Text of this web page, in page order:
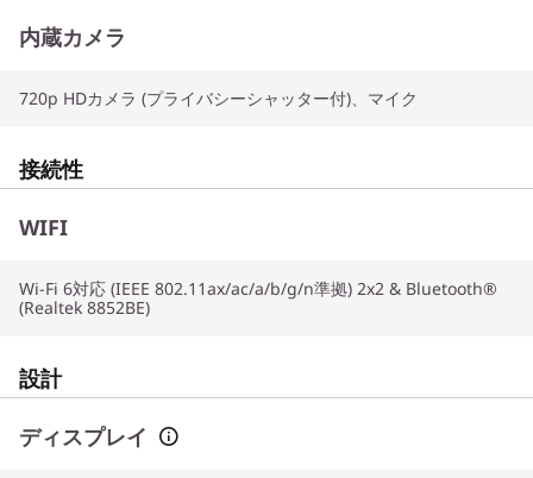
内蔵カメラ
720p HDカメラ (プライバシーシャッター付)、マイク
接続性
WIFI
Wi-Fi 6対応 (IEEE 802.11ax/ac/a/b/g/n準拠) 2x2 & Bluetooth®
(Realtek 8852BE)
設計
ディスプレイ